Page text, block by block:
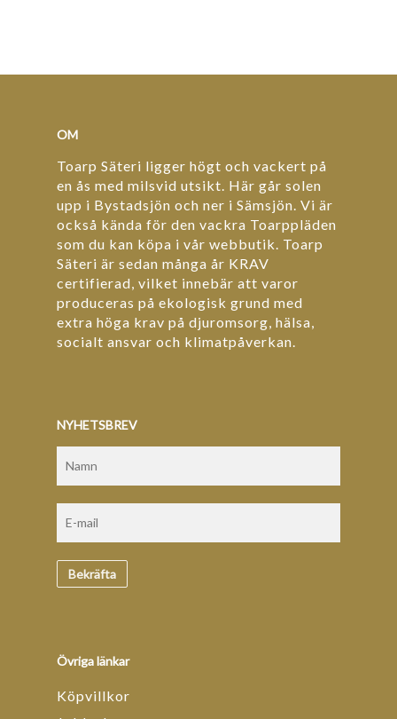
OM
Toarp Säteri ligger högt och vackert på
en ås med milsvid utsikt. Här går solen
upp i Bystadsjön och ner i Sämsjön. Vi är
också kända för den vackra Toarppläden
som du kan köpa i vår webbutik. Toarp
Säteri är sedan många år KRAV
certifierad, vilket innebär att varor
produceras på ekologisk grund med
extra höga krav på djuromsorg, hälsa,
socialt ansvar och klimatpåverkan.
NYHETSBREV
Övriga länkar
Köpvillkor